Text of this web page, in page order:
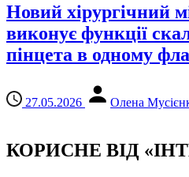
Новий хірургічний
виконує функції
пінцета в одному
27.05.2026 Олена
КОРИСНЕ ВІД